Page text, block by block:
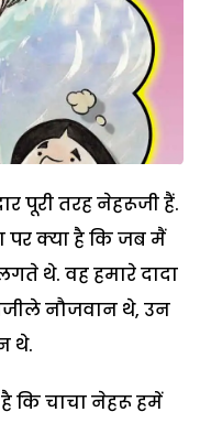
पूरी तरह नेहरूजी हैं.
पर क्या है कि जब मैं
थे. वह हमारे दादा
नौजवान थे, उन
थे.
कि चाचा नेहरू हमें